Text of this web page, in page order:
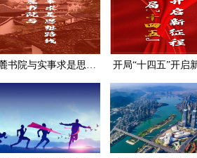
岳麓书院与实事求是思想路线 开局“十四五”开启